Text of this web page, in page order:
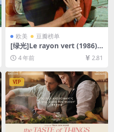
欧美 豆瓣榜单
[绿光]Le rayon vert (1986)
[百度网盘+迅雷云盘资源1080
P超清未删减][MP4/5GB][中
文字幕]
4 年前 2.81
VIP